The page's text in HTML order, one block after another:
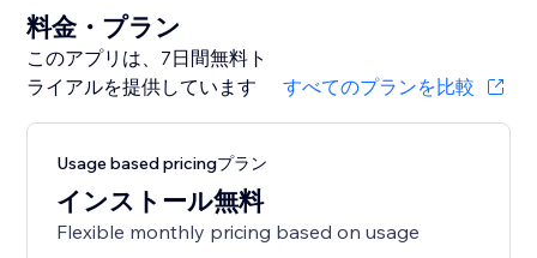
料金・プラン
このアプリは、7日間無料ト
ライアルを提供しています
すべてのプランを比較
Usage based pricingプラン
インストール無料
Flexible monthly pricing based on usage